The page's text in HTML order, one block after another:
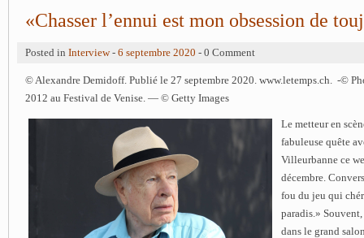
«Chasser l’ennui est mon obsession de
Posted in Interview- 6 septembre 2020 - 0 Comment
© Alexandre Demidoff. Publié le 27 septembre 2020. www.letemps.ch. -©
2012 au Festival de Venise. — © Getty Images
Le metteur en
fabuleuse quête
Villeurbanne ce
décembre.
fou du jeu qui
paradis.» Souvent,
dans le grand